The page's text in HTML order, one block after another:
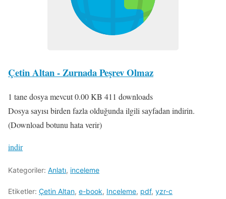
Çetin Altan - Zurnada Peşrev Olmaz
1 tane dosya mevcut0.00 KB 411 downloads
Dosya sayısı birden fazla olduğunda ilgili sayfadan indirin.
(Download botunu hata verir)
indir
Kategoriler: Anlatı, inceleme
Etiketler: Çetin Altan, e-book, Inceleme, pdf, yzr-c